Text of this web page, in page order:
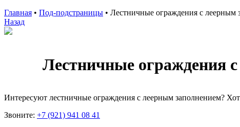
Главная • Под-подстраницы • Лестничные ограждения с леерным
Назад
Лестничные ограждения
Интересуют лестничные ограждения с леерным заполнением?
Звоните: +7 (921) 941 08 41